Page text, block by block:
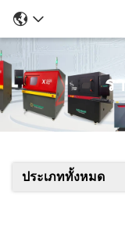
ร
ประเภททั้งหมด